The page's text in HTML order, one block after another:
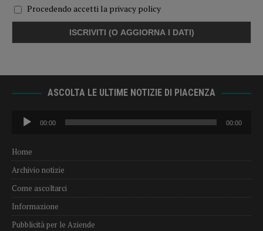
Procedendo accetti la privacy policy
ASCOLTA LE ULTIME NOTIZIE DI PIACENZA
Audio
Player
00:00 00:00
Home
Archivio notizie
Come ascoltarci
Informazione
Pubblicità per le Aziende